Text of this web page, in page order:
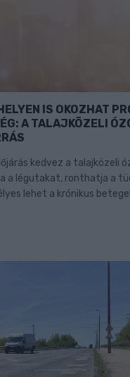
IS OKOZHAT
A TALAJKÖZELI
kedvez a talajközeli
a légutakat, ronthatja a
lehet a krónikus